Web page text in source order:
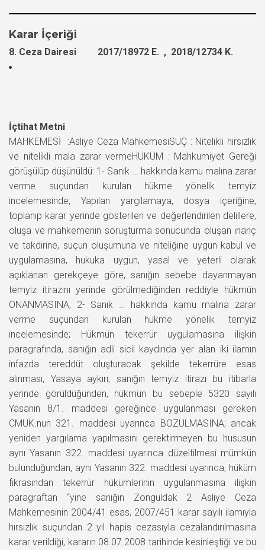
Karar İçeriği
8. Ceza Dairesi 2017/18972 E. , 2018/12734 K.
İçtihat Metni
MAHKEMESİ :Asliye Ceza MahkemesiSUÇ : Nitelikli hırsızlık
ve nitelikli mala zarar vermeHÜKÜM : Mahkumiyet Gereği
görüşülüp düşünüldü: 1- Sanık … hakkında kamu malına zarar
verme suçundan kurulan hükme yönelik temyiz
incelemesinde; Yapılan yargılamaya, dosya içeriğine,
toplanıp karar yerinde gösterilen ve değerlendirilen delillere,
oluşa ve mahkemenin soruşturma sonucunda oluşan inanç
ve takdirine, suçun oluşumuna ve niteliğine uygun kabul ve
uygulamasına, hukuka uygun, yasal ve yeterli olarak
açıklanan gerekçeye göre, sanığın sebebe dayanmayan
temyiz itirazını yerinde görülmediğinden reddiyle hükmün
ONANMASINA, 2- Sanık … hakkında kamu malına zarar
verme suçundan kurulan hükme yönelik temyiz
incelemesinde; Hükmün tekerrür uygulamasına ilişkin
paragrafında, sanığın adli sicil kaydında yer alan iki ilamın
infazda tereddüt oluşturacak şekilde tekerrüre esas
alınması, Yasaya aykırı, sanığın temyiz itirazı bu itibarla
yerinde görüldüğünden, hükmün bu sebeple 5320 sayılı
Yasanın 8/1. maddesi gereğince uygulanması gereken
CMUK.nun 321. maddesi uyarınca BOZULMASINA; ancak
yeniden yargılama yapılmasını gerektirmeyen bu hususun
aynı Yasanın 322. maddesi uyarınca düzeltilmesi mümkün
bulunduğundan, aynı Yasanın 322. maddesi uyarınca, hüküm
fıkrasından tekerrür hükümlerinin uygulanmasına ilişkin
paragraftan “yine sanığın Zonguldak 2 Asliye Ceza
Mahkemesinin 2004/41 esas, 2007/451 karar sayılı ilamıyla
hırsızlık suçundan 2 yıl hapis cezasıyla cezalandırılmasına
karar verildiği, kararın 08.07.2008 tarihinde kesinleştiği ve bu